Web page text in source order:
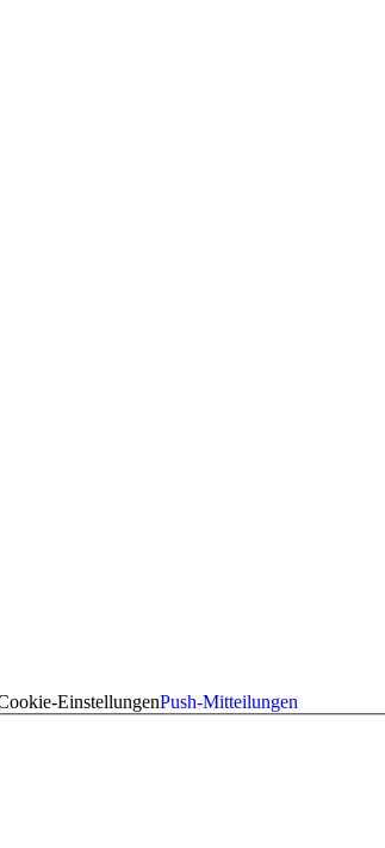
EinstellungenPush-Mitteilungen